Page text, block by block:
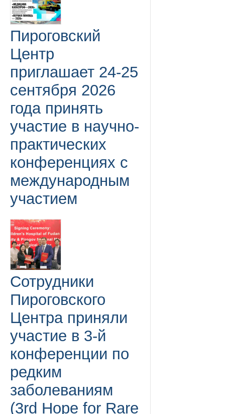
Пироговский
Центр
приглашает 24-25
сентября 2026
года принять
участие в научно-
практических
конференциях с
международным
участием
Сотрудники
Пироговского
Центра приняли
участие в 3-й
конференции по
редким
заболеваниям
(3rd Hope for Rare